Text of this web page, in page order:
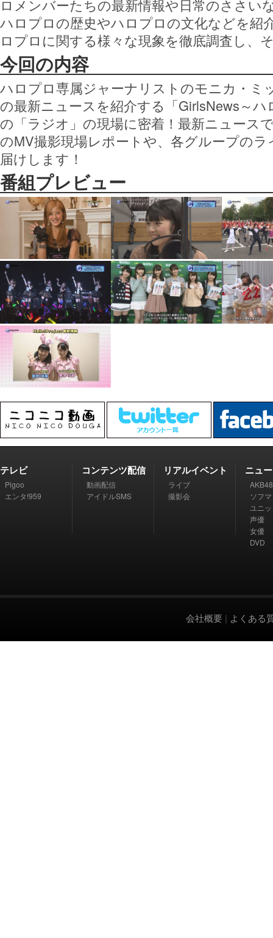
ロメンバーたちの最新情報や日常のささい
ハロプロの歴史やハロプロの文化などを紹
ロプロに関する様々な現象を徹底調査し、
今回の内容
ハロプロ専属ジャーナリストのモニカ・ミ
の最新ニュースを紹介する「GirlsNews～
の「ラジオ」の現場に密着！最新ニュース
のMV撮影現場レポートや、各グループの
届けします！
番組プレビュー
テレビ
Pigoo
エンタ!959
コンテンツ配信
動画配信
アイドルSMS
リアルイベント
ライブ
撮影会
ニュ
AKB48
ソフ
ユニ
声優
女優
DVD
会社概要 | よくある